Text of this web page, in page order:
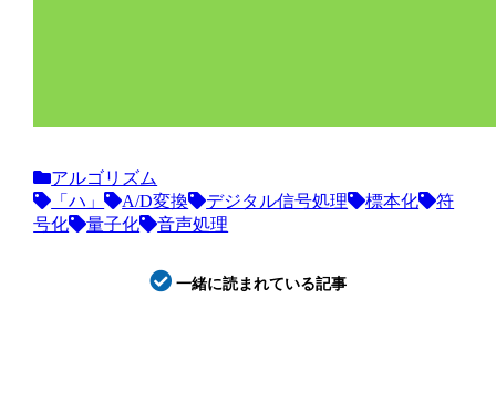
アルゴリズム
「ハ」
A/D変換 デジタル信号処理 標本化
符
号化
量子化 音声処理
一緒に読まれている記事